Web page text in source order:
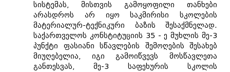
სისტემას, მისთვის გამოყოფილი თანხები
არასდროს არ იყო საკმირისი სკოლების
მატერიალურ-ტექნიკური ბაზის შესაქმნელად.
საქართველოს კონსტიტუციის 35 - ე მუხლის მე-3
პუნქტი ფასიანი სწავლების შემოღების შესახებ
მიუღებელია, იგი გამოიწვევს მოსწავლეთა
განთესვას, მე-3 საფეხურის სკოლის